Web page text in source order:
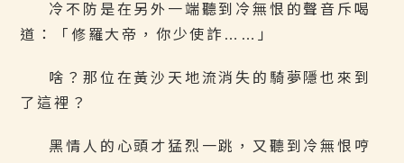
冷不防是在另外一端聽到冷無恨的聲音斥喝
道：「修羅大帝，你少使詐……」
啥？那位在黃沙天地流消失的騎夢隱也來到
了這裡？
黑情人的心頭才猛烈一跳，又聽到冷無恨哼